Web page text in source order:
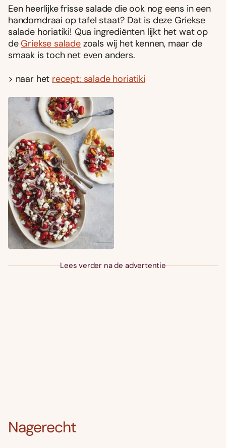
Een heerlijke frisse salade die ook nog eens in een
handomdraai op tafel staat? Dat is deze Griekse
salade horiatiki! Qua ingrediënten lijkt het wat op
deGriekse saladezoals wij het kennen, maar de
smaak is toch net even anders.
> naar het recept: salade horiatiki
Lees verder na de advertentie
Nagerecht